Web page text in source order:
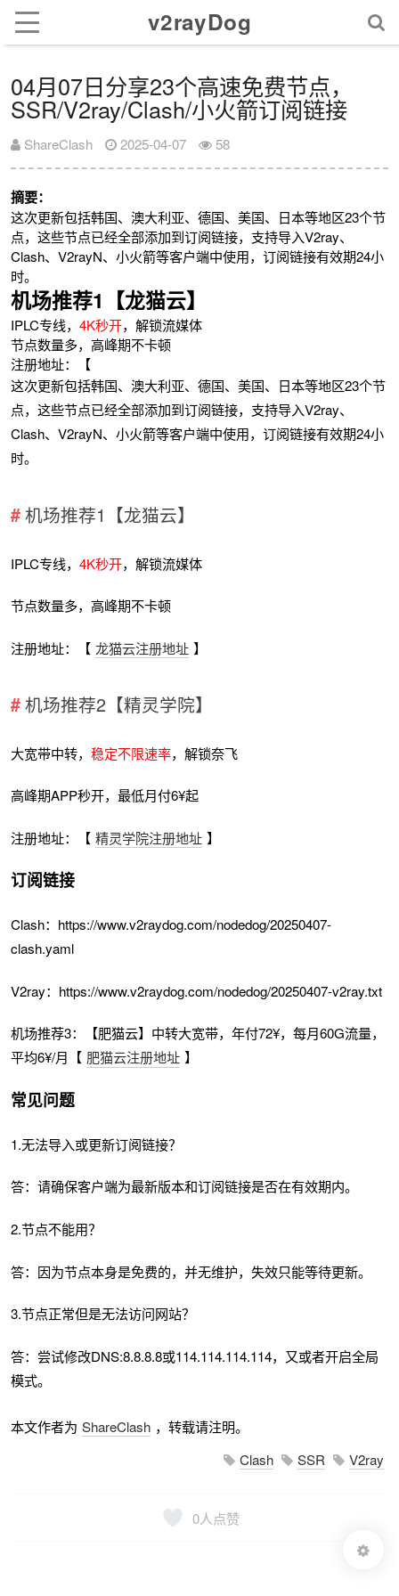
v2rayDog
04月07日分享23个高速免费节点，
SSR/V2ray/Clash/小火箭订阅链接
ShareClash 2025-04-07 58
摘要：
这次更新包括韩国、澳大利亚、德国、美国、日本等地区23个节
点，这些节点已经全部添加到订阅链接，支持导入V2ray、
Clash、V2rayN、小火箭等客户端中使用，订阅链接有效期24小
时。
机场推荐1【龙猫云】
IPLC专线，4K秒开，解锁流媒体
节点数量多，高峰期不卡顿
注册地址：【
这次更新包括韩国、澳大利亚、德国、美国、日本等地区23个节
点，这些节点已经全部添加到订阅链接，支持导入V2ray、
Clash、V2rayN、小火箭等客户端中使用，订阅链接有效期24小
时。
机场推荐1【龙猫云】
IPLC专线，4K秒开，解锁流媒体
节点数量多，高峰期不卡顿
注册地址：【 龙猫云注册地址 】
机场推荐2【精灵学院】
大宽带中转，稳定不限速率，解锁奈飞
高峰期APP秒开，最低月付6¥起
注册地址：【 精灵学院注册地址 】
订阅链接
Clash：https://www.v2raydog.com/nodedog/20250407-
clash.yaml
V2ray：https://www.v2raydog.com/nodedog/20250407-v2ray.txt
机场推荐3：【肥猫云】中转大宽带，年付72¥，每月60G流量，
平均6¥/月【 肥猫云注册地址 】
常见问题
1.无法导入或更新订阅链接？
答：请确保客户端为最新版本和订阅链接是否在有效期内。
2.节点不能用？
答：因为节点本身是免费的，并无维护，失效只能等待更新。
3.节点正常但是无法访问网站？
答：尝试修改DNS:8.8.8.8或114.114.114.114，又或者开启全局
模式。
本文作者为 ShareClash ，转载请注明。
Clash
SSR V2ray
0人点赞